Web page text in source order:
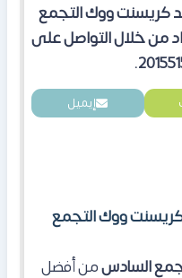
كريسنت ووك التجمع
من خلال التواصل على
إيميل
ووك التجمع
السادسمن أفضل